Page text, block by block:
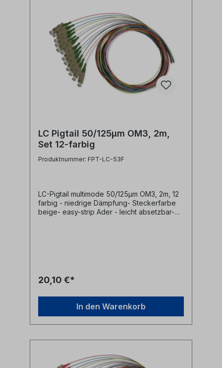
LC Pigtail 50/125µm OM3, 2m,
Set 12-farbig
Produktnummer: FPT-LC-53F
LC-Pigtail multimode 50/125µm OM3, 2m, 12
farbig - niedrige Dämpfung- Steckerfarbe
beige- easy-strip Ader - leicht absetzbar-
20,10 €*
In den Warenkorb